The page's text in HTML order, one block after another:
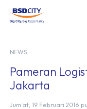
NEWS
Pameran
Jakarta
Jum'at, 19 Februari 2016